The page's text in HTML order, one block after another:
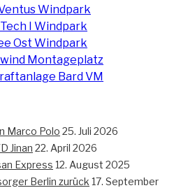
Windpark
I Windpark
Ost Windpark
Montageplatz
Bard VM
Marco Polo 25. Juli 2026
Jinan 22. April 2026
Express 12. August 2025
Berlin zurück 17. September